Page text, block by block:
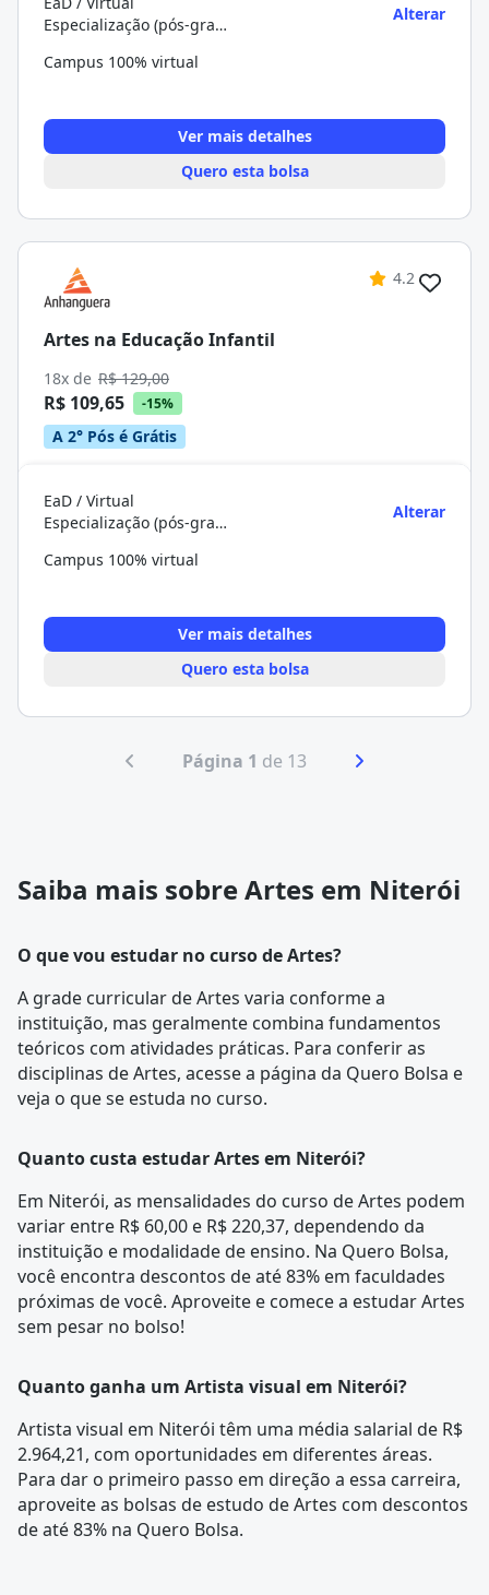
Especialização (pós-graduação)
Alterar
Campus 100% virtual
Ver mais detalhes
Quero esta bolsa
4.2
Artes na Educação Infantil
18x de R$ 129,00
R$ 109,65 -15%
A 2° Pós é Grátis
EaD / Virtual
Especialização (pós-graduação)
Alterar
Campus 100% virtual
Ver mais detalhes
Quero esta bolsa
Página 1 de 13
Saiba mais sobre Artes em Niterói
O que vou estudar no curso de Artes?
A grade curricularde Artes varia conforme a
instituição, mas geralmente combina fundamentos
teóricos com atividades práticas. Para conferir as
disciplinas de Artes, acesse a página da Quero Bolsa e
veja o que se estuda no curso.
Quanto custa estudar Artes em Niterói?
Em Niterói, as mensalidades do curso de Artes podem
variar entre R$ 60,00 e R$ 220,37, dependendo da
instituição e modalidade de ensino. Na Quero Bolsa,
você encontra descontos de até 83% em faculdades
próximas de você. Aproveite e comece a estudar Artes
sem pesar no bolso!
Quanto ganha um Artista visual em Niterói?
Artista visual em Niterói têm uma média salarial de R$
2.964,21, com oportunidades em diferentes áreas.
Para dar o primeiro passo em direção a essa carreira,
aproveite as bolsas de estudo de Artes com descontos
de até 83% na Quero Bolsa.